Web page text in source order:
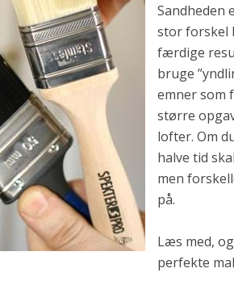
Sandheden
stor forskel
færdige
bruge
emner som
større
lofter. Om
halve tid
men
på.
Læs med,
perfekte